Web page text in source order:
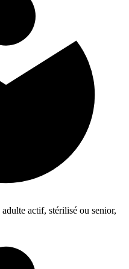
actif, stérilisé ou senior,